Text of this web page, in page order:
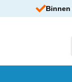
Binnen